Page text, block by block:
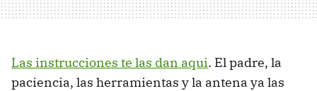
Las instrucciones te las dan aqui. El padre, la
paciencia, las herramientas y la antena ya las